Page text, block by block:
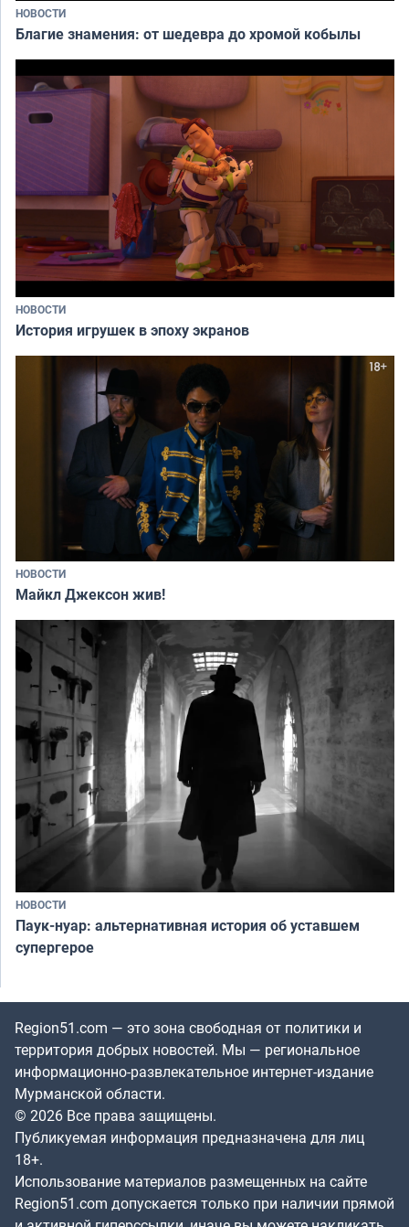
НОВОСТИ
Благие знамения: от шедевра до хромой кобылы
НОВОСТИ
История игрушек в эпоху экранов
НОВОСТИ
Майкл Джексон жив!
НОВОСТИ
Паук-нуар: альтернативная история об уставшем
супергерое
Region51.com — это зона свободная от политики и
территория добрых новостей. Мы — региональное
информационно-развлекательное интернет-издание
Мурманской области.
© 2026 Все права защищены.
Публикуемая информация предназначена для лиц
18+.
Использование материалов размещенных на сайте
Region51.com допускается только при наличии прямой